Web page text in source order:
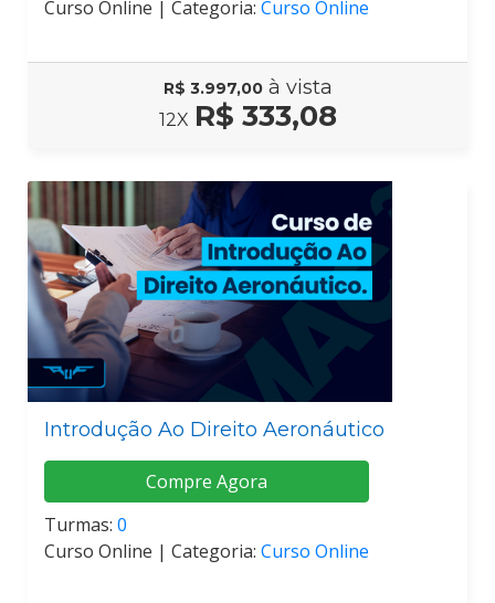
Curso Online | Categoria: Curso Online
R$ 3.997,00 à vista
12X R$ 333,08
Introdução Ao Direito Aeronáutico
Compre Agora
Turmas: 0
Curso Online | Categoria: Curso Online